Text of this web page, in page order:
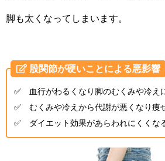
脚も太くなってしまいます。
股関節が硬いことによる悪影響
✅ 血行がわるくなり脚のむくみや冷え
✅ むくみや冷えから代謝が悪くなり痩
✅ ダイエット効果があらわれにくくな